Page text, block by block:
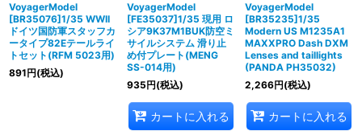
VoyagerModel
[BR35076]1/35 WWII
ドイツ国防軍スタッフカ
ータイプ82Eテールライ
トセット(RFM 5023用)
891円(税込)
VoyagerModel
[FE35037]1/35 現用 ロ
シア9K37M1BUK防空ミ
サイルシステム 滑り止
め付プレート(MENG
SS-014用)
935円(税込)
カートに入れる
VoyagerModel
[BR35235]1/35
Modern US M1235A1
MAXXPRO Dash DXM
Lenses and taillights
(PANDA PH35032)
2,266円(税込)
カートに入れる